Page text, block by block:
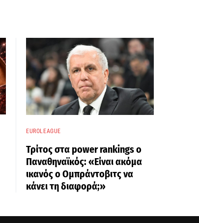
EUROLEAGUE
Τρίτος στα power rankings ο
Παναθηναϊκός: «Είναι ακόμα
ικανός ο Ομπράντοβιτς να
κάνει τη διαφορά;»